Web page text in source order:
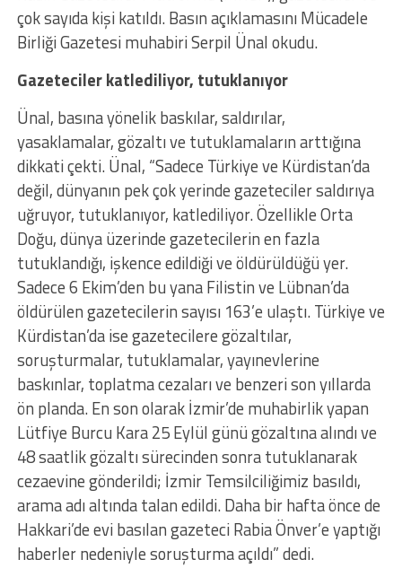
çok sayıda kişi katıldı. Basın açıklamasını Mücadele
Birliği Gazetesi muhabiri Serpil Ünal okudu.
Gazeteciler katlediliyor, tutuklanıyor
Ünal, basına yönelik baskılar, saldırılar,
yasaklamalar, gözaltı ve tutuklamaların arttığına
dikkati çekti. Ünal, “Sadece Türkiye ve Kürdistan’da
değil, dünyanın pek çok yerinde gazeteciler saldırıya
uğruyor, tutuklanıyor, katlediliyor. Özellikle Orta
Doğu, dünya üzerinde gazetecilerin en fazla
tutuklandığı, işkence edildiği ve öldürüldüğü yer.
Sadece 6 Ekim’den bu yana Filistin ve Lübnan’da
öldürülen gazetecilerin sayısı 163’e ulaştı. Türkiye ve
Kürdistan’da ise gazetecilere gözaltılar,
soruşturmalar, tutuklamalar, yayınevlerine
baskınlar, toplatma cezaları ve benzeri son yıllarda
ön planda. En son olarak İzmir’de muhabirlik yapan
Lütfiye Burcu Kara 25 Eylül günü gözaltına alındı ve
48 saatlik gözaltı sürecinden sonra tutuklanarak
cezaevine gönderildi; İzmir Temsilciliğimiz basıldı,
arama adı altında talan edildi. Daha bir hafta önce de
Hakkari’de evi basılan gazeteci Rabia Önver’e yaptığı
haberler nedeniyle soruşturma açıldı” dedi.